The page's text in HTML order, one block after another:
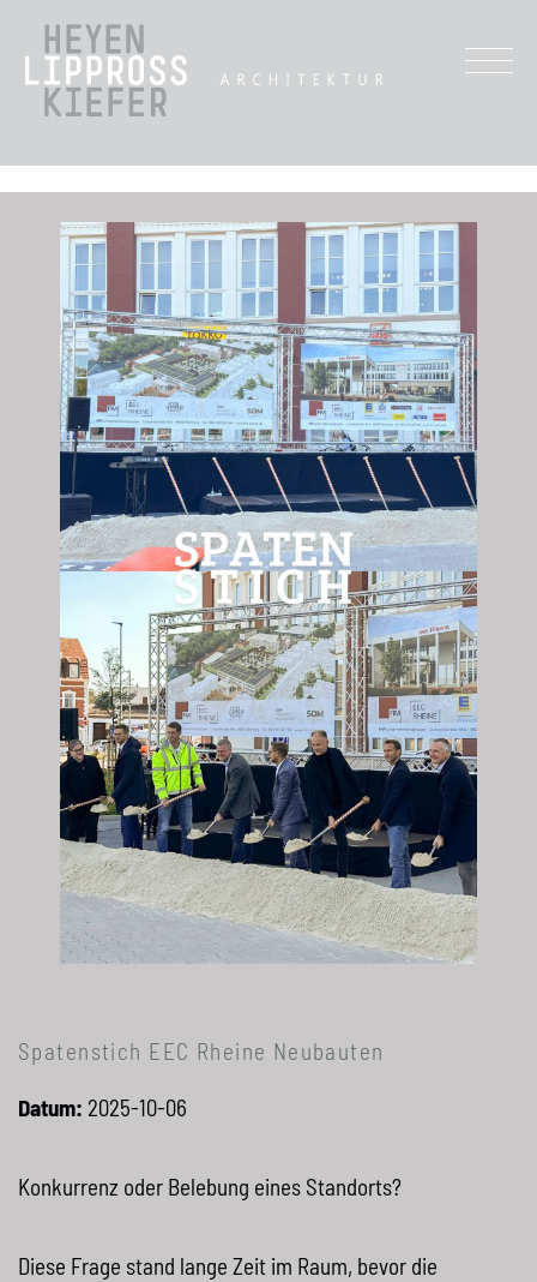
Spatenstich EEC Rheine Neubauten
Datum: 2025-10-06
Konkurrenz oder Belebung eines Standorts?
Diese Frage stand lange Zeit im Raum, bevor die